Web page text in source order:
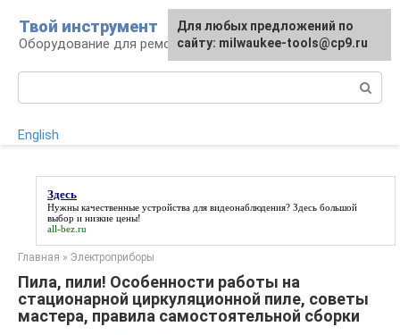
контенту
Твой инструмент
Оборудование для ремонтных работ
English
Здесь
Нужны качественные устройства для видеонаблюдения? Здесь большой
выбор и низкие цены!
all-bez.ru
Главная » Электроприборы
Пила, пили! Особенности работы на
стационарной циркуляционной пиле, советы
мастера, правила самостоятельной сборки
Для любых предложений по
сайту: milwaukee-tools@cp9.ru